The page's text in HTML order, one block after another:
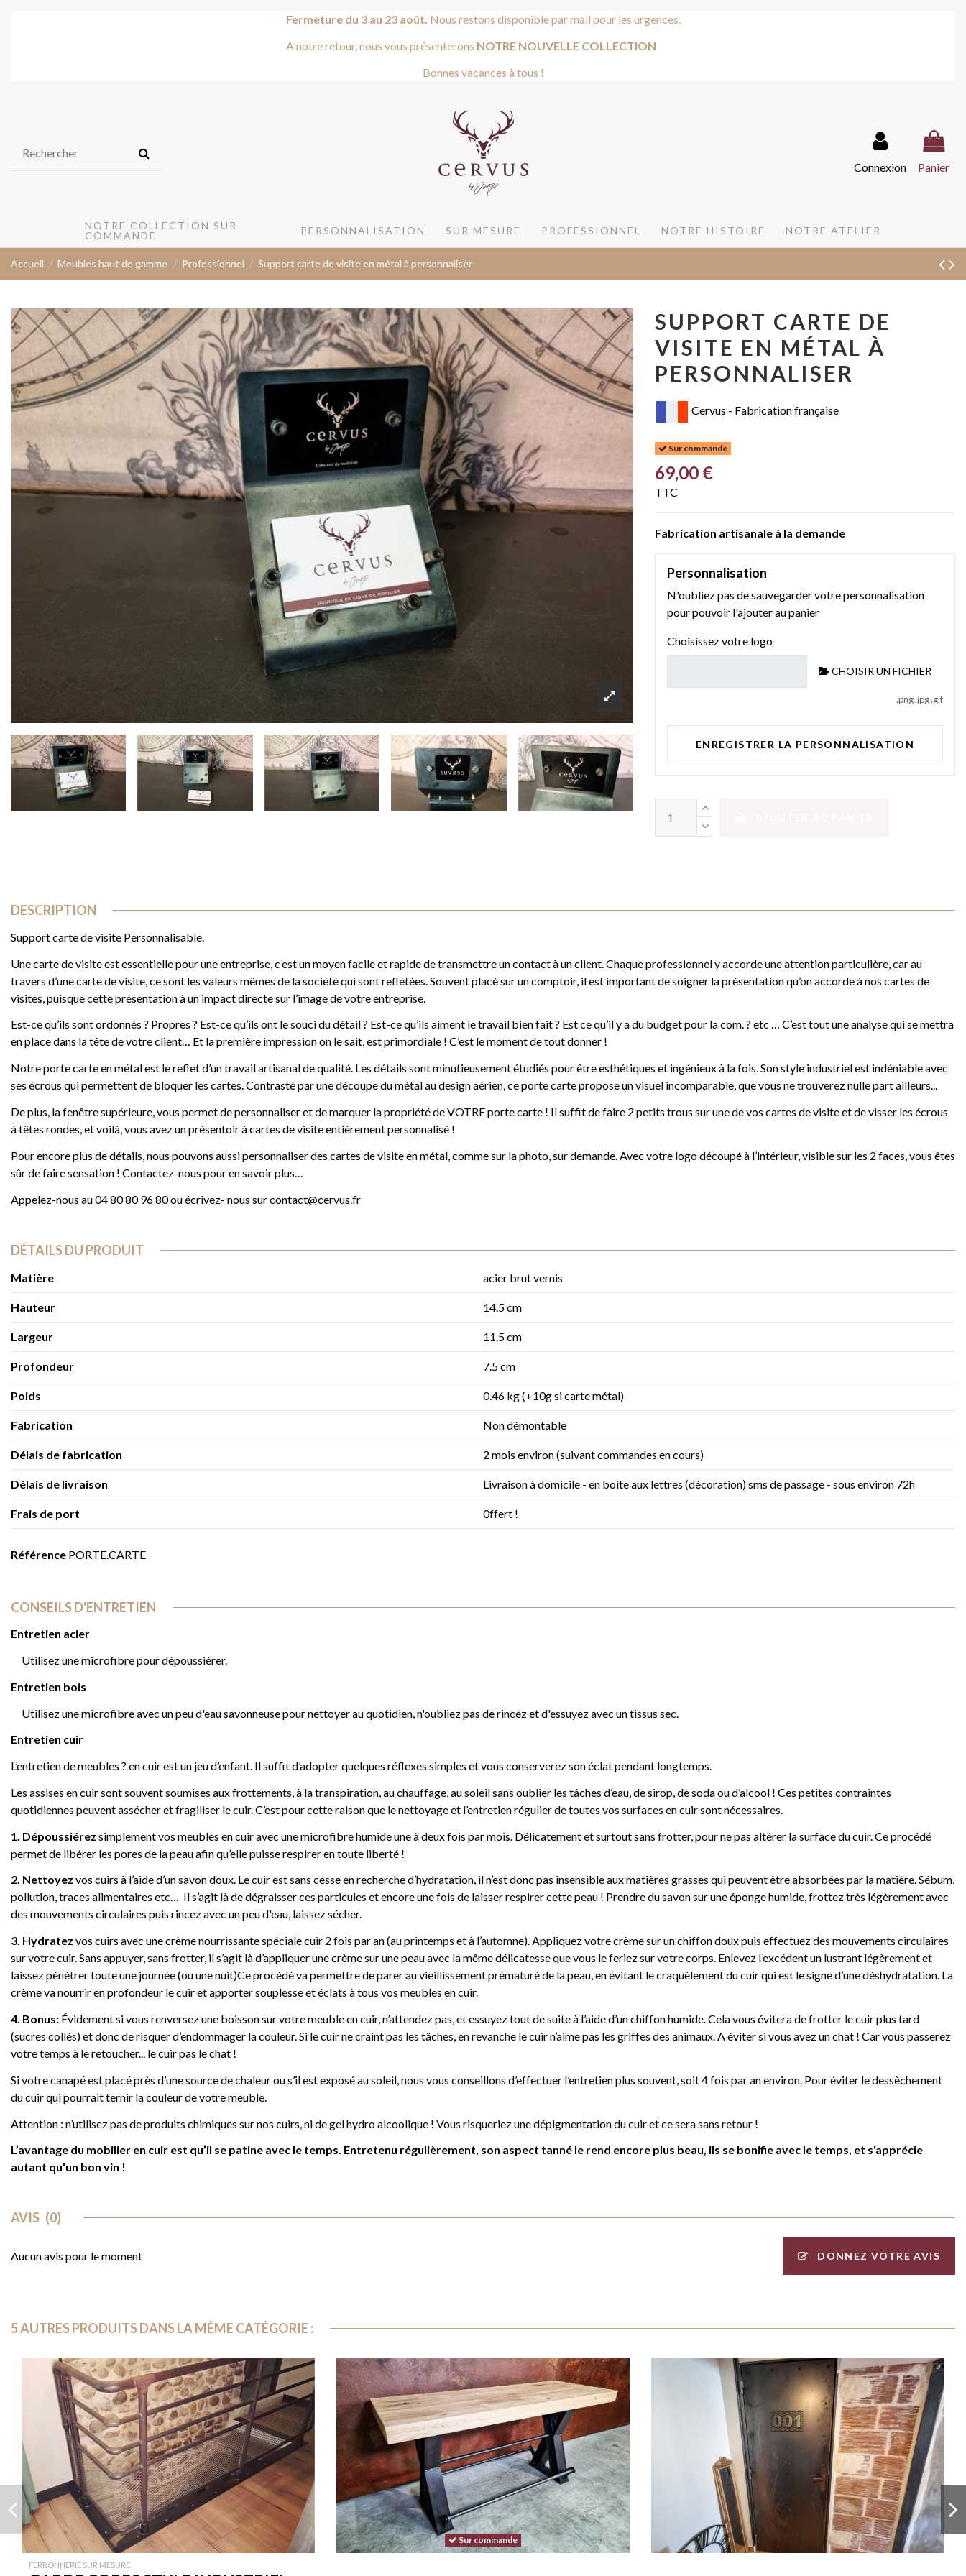
Fermeture du 3 au 23 août. Nous restons disponible par mail pour les urgences.
A notre retour, nous vous présenterons NOTRE NOUVELLE COLLECTION
Bonnes vacances à tous !
Connexion Panier
NOTRE COLLECTION SUR
COMMANDE
PERSONNALISATION SUR MESURE PROFESSIONNEL NOTRE HISTOIRE NOTRE ATELIER
Accueil Meubles haut de gamme Professionnel Support carte de visite en métal à personnaliser
SUPPORT CARTE DE
VISITE EN MÉTAL À
PERSONNALISER
Cervus - Fabrication française
Sur commande
69,00 €
TTC
Fabrication artisanale à la demande
Personnalisation
N'oubliez pas de sauvegarder votre personnalisation
pour pouvoir l'ajouter au panier
Choisissez votre logo
CHOISIR UN FICHIER
.png .jpg .gif
ENREGISTRER LA PERSONNALISATION
DESCRIPTION
Support carte de visite Personnalisable.
Une carte de visite est essentielle pour une entreprise, c’est un moyen facile et rapide de transmettre un contact à un client. Chaque professionnel y accorde une attention particulière, car au
travers d’une carte de visite, ce sont les valeurs mêmes de la société qui sont reflétées. Souvent placé sur un comptoir, il est important de soigner la présentation qu’on accorde à nos cartes de
visites, puisque cette présentation à un impact directe sur l’image de votre entreprise.
Est-ce qu’ils sont ordonnés ? Propres ? Est-ce qu’ils ont le souci du détail ? Est-ce qu’ils aiment le travail bien fait ? Est ce qu’il y a du budget pour la com. ? etc … C’est tout une analyse qui se mettra
en place dans la tête de votre client… Et la première impression on le sait, est primordiale ! C’est le moment de tout donner !
Notre porte carte en métal est le reflet d’un travail artisanal de qualité. Les détails sont minutieusement étudiés pour être esthétiques et ingénieux à la fois. Son style industriel est indéniable avec
ses écrous qui permettent de bloquer les cartes. Contrasté par une découpe du métal au design aérien, ce porte carte propose un visuel incomparable, que vous ne trouverez nulle part ailleurs...
De plus, la fenêtre supérieure, vous permet de personnaliser et de marquer la propriété de VOTRE porte carte ! Il suffit de faire 2 petits trous sur une de vos cartes de visite et de visser les écrous
à têtes rondes, et voilà, vous avez un présentoir à cartes de visite entièrement personnalisé !
Pour encore plus de détails, nous pouvons aussi personnaliser des cartes de visite en métal, comme sur la photo, sur demande. Avec votre logo découpé à l’intérieur, visible sur les 2 faces, vous êtes
sûr de faire sensation ! Contactez-nous pour en savoir plus…
Appelez-nous au 04 80 80 96 80 ou écrivez- nous sur contact@cervus.fr
DÉTAILS DU PRODUIT
Matière acier brut vernis
Hauteur 14.5 cm
Largeur 11.5 cm
Profondeur 7.5 cm
Poids 0.46 kg (+10g si carte métal)
Fabrication Non démontable
Délais de fabrication 2 mois environ (suivant commandes en cours)
Délais de livraison Livraison à domicile - en boite aux lettres (décoration) sms de passage - sous environ 72h
Frais de port 0ffert !
Référence PORTE.CARTE
CONSEILS D'ENTRETIEN
Entretien acier
Utilisez une microfibre pour dépoussiérer.
Entretien bois
Utilisez une microfibre avec un peu d'eau savonneuse pour nettoyer au quotidien, n'oubliez pas de rincez et d'essuyez avec un tissus sec.
Entretien cuir
L’entretien de meubles ? en cuir est un jeu d’enfant. Il suffit d’adopter quelques réflexes simples et vous conserverez son éclat pendant longtemps.
Les assises en cuir sont souvent soumises aux frottements, à la transpiration, au chauffage, au soleil sans oublier les tâches d’eau, de sirop, de soda ou d’alcool ! Ces petites contraintes
quotidiennes peuvent assécher et fragiliser le cuir. C’est pour cette raison que le nettoyage et l’entretien régulier de toutes vos surfaces en cuir sont nécessaires.
1. Dépoussiérez simplement vos meubles en cuir avec une microfibre humide une à deux fois par mois. Délicatement et surtout sans frotter, pour ne pas altérer la surface du cuir. Ce procédé
permet de libérer les pores de la peau afin qu’elle puisse respirer en toute liberté !
2. Nettoyez vos cuirs à l’aide d’un savon doux. Le cuir est sans cesse en recherche d’hydratation, il n’est donc pas insensible aux matières grasses qui peuvent être absorbées par la matière. Sébum,
pollution, traces alimentaires etc… Il s’agit là de dégraisser ces particules et encore une fois de laisser respirer cette peau ! Prendre du savon sur une éponge humide, frottez très légèrement avec
des mouvements circulaires puis rincez avec un peu d'eau, laissez sécher.
3. Hydratez vos cuirs avec une crème nourrissante spéciale cuir 2 fois par an (au printemps et à l’automne). Appliquez votre crème sur un chiffon doux puis effectuez des mouvements circulaires
sur votre cuir. Sans appuyer, sans frotter, il s’agit là d’appliquer une crème sur une peau avec la même délicatesse que vous le feriez sur votre corps. Enlevez l’excédent un lustrant légèrement et
laissez pénétrer toute une journée (ou une nuit)Ce procédé va permettre de parer au vieillissement prématuré de la peau, en évitant le craquèlement du cuir qui est le signe d’une déshydratation. La
crème va nourrir en profondeur le cuir et apporter souplesse et éclats à tous vos meubles en cuir.
4. Bonus: Évidement si vous renversez une boisson sur votre meuble en cuir, n’attendez pas, et essuyez tout de suite à l’aide d’un chiffon humide. Cela vous évitera de frotter le cuir plus tard
(sucres collés) et donc de risquer d’endommager la couleur. Si le cuir ne craint pas les tâches, en revanche le cuir n’aime pas les griffes des animaux. A éviter si vous avez un chat ! Car vous passerez
votre temps à le retoucher... le cuir pas le chat !
Si votre canapé est placé près d’une source de chaleur ou s’il est exposé au soleil, nous vous conseillons d’effectuer l’entretien plus souvent, soit 4 fois par an environ. Pour éviter le dessèchement
du cuir qui pourrait ternir la couleur de votre meuble.
Attention : n’utilisez pas de produits chimiques sur nos cuirs, ni de gel hydro alcoolique ! Vous risqueriez une dépigmentation du cuir et ce sera sans retour !
L’avantage du mobilier en cuir est qu’il se patine avec le temps. Entretenu régulièrement, son aspect tanné le rend encore plus beau, ils se bonifie avec le temps, et s'apprécie
autant qu'un bon vin !
AVIS (0)
Aucun avis pour le moment DONNEZ VOTRE AVIS
5 AUTRES PRODUITS DANS LA MÊME CATÉGORIE :
FERRONNERIE SUR MESURE
Sur commande